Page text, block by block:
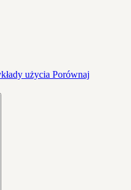
użycia Porównaj